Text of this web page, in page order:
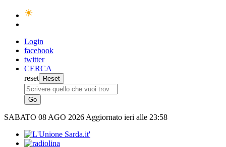
Login
facebook
twitter
CERCA
reset
SABATO 08 AGO 2026 Aggiornato ieri alle 23:58